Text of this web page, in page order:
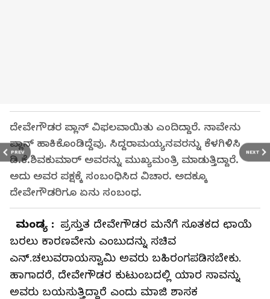
PREV NEXT
ದೇವೇಗೌಡರ ಪ್ಲಾನ್ ವಿಫಲವಾಯಿತು ಎಂದಿದ್ದಾರೆ. ನಾವೇನು
ಪ್ಲಾನ್ ಹಾಕಿಕೊಂಡಿದ್ದೆವು. ಸಿದ್ದರಾಮಯ್ಯನವರನ್ನು ಕೆಳಗಿಳಿಸಿ
ಡಿ.ಕೆ.ಶಿವಕುಮಾರ್ ಅವರನ್ನು ಮುಖ್ಯಮಂತ್ರಿ ಮಾಡುತ್ತಿದ್ದಾರೆ.
ಅದು ಅವರ ಪಕ್ಷಕ್ಕೆ ಸಂಬಂಧಿಸಿದ ವಿಚಾರ. ಅದಕ್ಕೂ
ದೇವೇಗೌಡರಿಗೂ ಏನು ಸಂಬಂಧ.
ಮಂಡ್ಯ : ಪ್ರಸ್ತುತ ದೇವೇಗೌಡರ ಮನೆಗೆ ಸೂತಕದ ಛಾಯೆ
ಬರಲು ಕಾರಣವೇನು ಎಂಬುದನ್ನು ಸಚಿವ
ಎನ್.ಚಲುವರಾಯಸ್ವಾಮಿ ಅವರು ಬಹಿರಂಗಪಡಿಸಬೇಕು.
ಹಾಗಾದರೆ, ದೇವೇಗೌಡರ ಕುಟುಂಬದಲ್ಲಿ ಯಾರ ಸಾವನ್ನು
ಅವರು ಬಯಸುತ್ತಿದ್ದಾರೆ ಎಂದು ಮಾಜಿ ಶಾಸಕ